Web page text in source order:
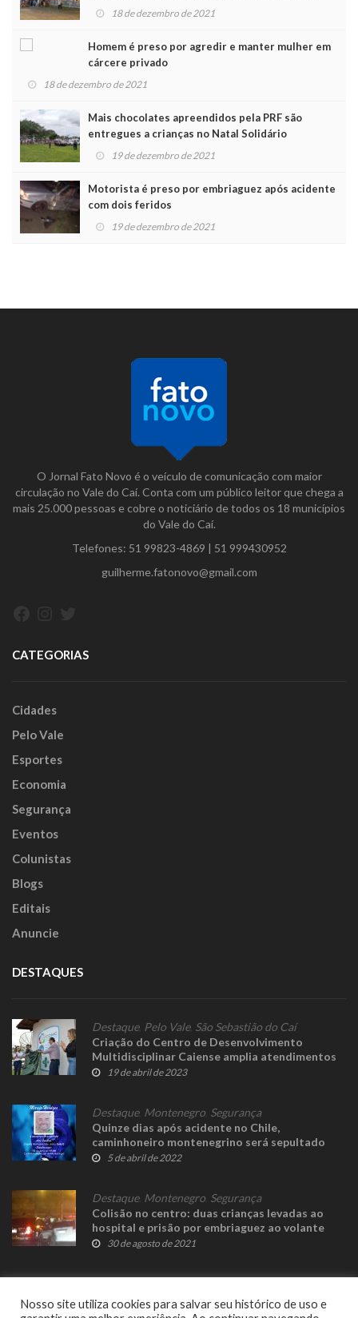
Noel 18 de dezembro de 2021
Homem é preso por agredir e manter mulher em
cárcere privado
18 de dezembro de 2021
Mais chocolates apreendidos pela PRF são
entregues a crianças no Natal Solidário
19 de dezembro de 2021
Motorista é preso por embriaguez após acidente
com dois feridos
19 de dezembro de 2021
O Jornal Fato Novo é o veículo de comunicação com maior
circulação no Vale do Caí. Conta com um público leitor que chega a
mais 25.000 pessoas e cobre o noticiário de todos os 18 municípios
do Vale do Caí.
Telefones: 51 99823-4869 | 51 999430952
guilherme.fatonovo@gmail.com
CATEGORIAS
Cidades
Pelo Vale
Esportes
Economia
Segurança
Eventos
Colunistas
Blogs
Editais
Anuncie
DESTAQUES
Destaque, Pelo Vale, São Sebastião do Caí
Criação do Centro de Desenvolvimento
Multidisciplinar Caiense amplia atendimentos
19 de abril de 2023
Destaque, Montenegro Segurança
Quinze dias após acidente no Chile,
caminhoneiro montenegrino será sepultado
nesta quarta-feira
5 de abril de 2022
Destaque, Montenegro Segurança
Colisão no centro: duas crianças levadas ao
hospital e prisão por embriaguez ao volante
30 de agosto de 2021
Nosso site utiliza cookies para salvar seu histórico de uso e